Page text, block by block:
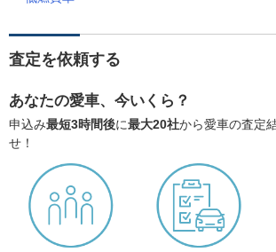
査定を依頼する
あなたの愛車、今いくら？
申込み最短3時間後に最大20社から愛車の査定
せ！